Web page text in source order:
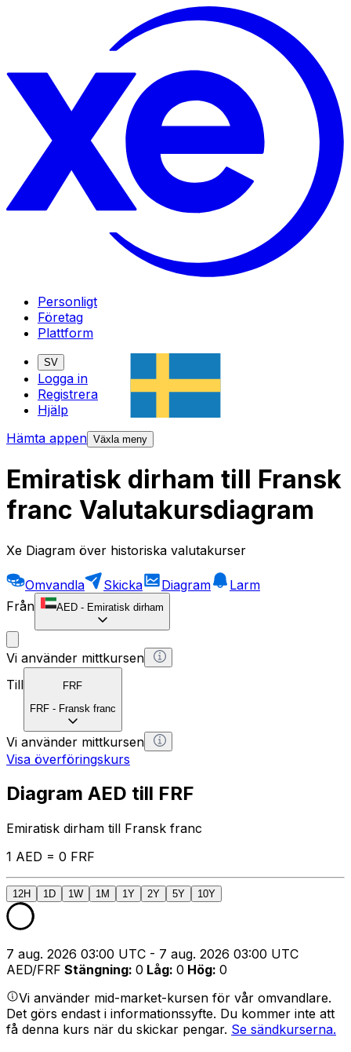
Personligt
Företag
Plattform
SV
Logga in
Registrera
Hjälp
Hämta appen Växla meny
Emiratisk dirham till Fransk
franc Valutakursdiagram
Xe Diagram över historiska valutakurser
Omvandla Skicka Diagram
Larm
Från
AED - Emiratisk dirham
Vi använder mittkursen
Till
FRF
FRF - Fransk franc
Vi använder mittkursen
Visa överföringskurs
Diagram AED till FRF
Emiratisk dirham till Fransk franc
1 AED = 0 FRF
12H 1D 1W 1M 1Y 2Y 5Y 10Y
7 aug. 2026 03:00 UTC - 7 aug. 2026 03:00 UTC
AED/FRF Stängning: 0 Låg: 0 Hög: 0
Vi använder mid-market-kursen för vår omvandlare.
Det görs endast i informationssyfte. Du kommer inte att
få denna kurs när du skickar pengar. Se sändkurserna.